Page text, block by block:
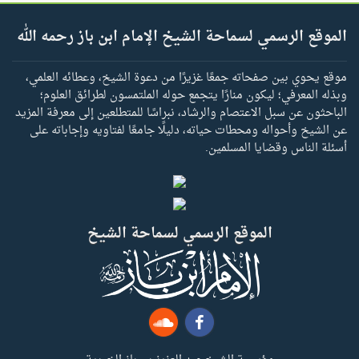
الموقع الرسمي لسماحة الشيخ الإمام ابن باز رحمه الله
موقع يحوي بين صفحاته جمعًا غزيرًا من دعوة الشيخ، وعطائه العلمي،
وبذله المعرفي؛ ليكون منارًا يتجمع حوله الملتمسون لطرائق العلوم؛
الباحثون عن سبل الاعتصام والرشاد، نبراسًا للمتطلعين إلى معرفة المزيد
عن الشيخ وأحواله ومحطات حياته، دليلًا جامعًا لفتاويه وإجاباته على
أسئلة الناس وقضايا المسلمين.
الموقع الرسمي لسماحة الشيخ